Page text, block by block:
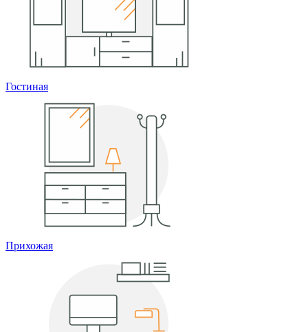
Гостиная
Прихожая